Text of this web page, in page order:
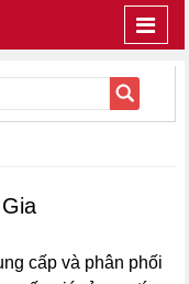
cấp và phân phối